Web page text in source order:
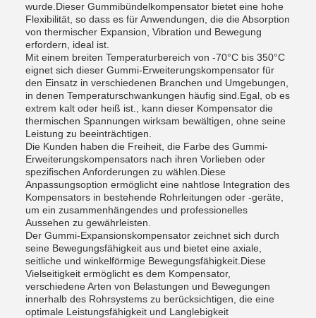
wurde.Dieser Gummibündelkompensator bietet eine hohe
Flexibilität, so dass es für Anwendungen, die die Absorption
von thermischer Expansion, Vibration und Bewegung
erfordern, ideal ist.
Mit einem breiten Temperaturbereich von -70°C bis 350°C
eignet sich dieser Gummi-Erweiterungskompensator für
den Einsatz in verschiedenen Branchen und Umgebungen,
in denen Temperaturschwankungen häufig sind.Egal, ob es
extrem kalt oder heiß ist., kann dieser Kompensator die
thermischen Spannungen wirksam bewältigen, ohne seine
Leistung zu beeinträchtigen.
Die Kunden haben die Freiheit, die Farbe des Gummi-
Erweiterungskompensators nach ihren Vorlieben oder
spezifischen Anforderungen zu wählen.Diese
Anpassungsoption ermöglicht eine nahtlose Integration des
Kompensators in bestehende Rohrleitungen oder -geräte,
um ein zusammenhängendes und professionelles
Aussehen zu gewährleisten.
Der Gummi-Expansionskompensator zeichnet sich durch
seine Bewegungsfähigkeit aus und bietet eine axiale,
seitliche und winkelförmige Bewegungsfähigkeit.Diese
Vielseitigkeit ermöglicht es dem Kompensator,
verschiedene Arten von Belastungen und Bewegungen
innerhalb des Rohrsystems zu berücksichtigen, die eine
optimale Leistungsfähigkeit und Langlebigkeit